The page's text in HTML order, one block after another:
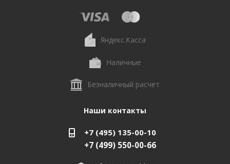
Яндекс.Касса
Наличные
Безналичный расчет
Наши контакты
+7 (495) 135-00-10
+7 (499) 550-00-66